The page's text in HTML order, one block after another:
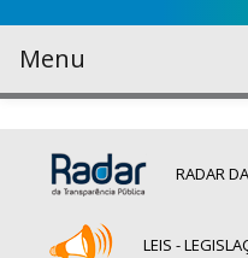
Menu
RADAR
LEIS -